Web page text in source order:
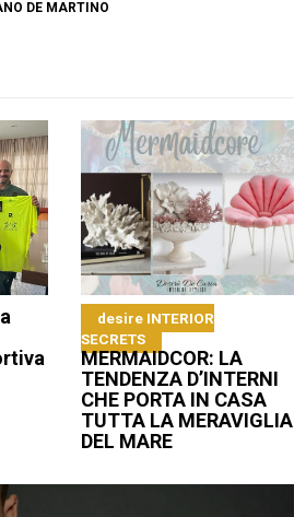
DE MARTINO
desire INTERIOR
SECRETS
MERMAIDCOR: LA
TENDENZA D’INTERNI
CHE PORTA IN CASA
TUTTA LA MERAVIGLIA
DEL MARE